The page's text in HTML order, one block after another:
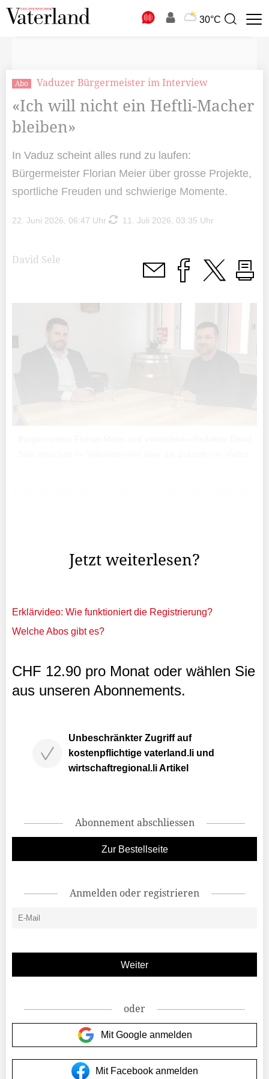
30°C
Suchbegriff
Abo Vaduzer Bürgermeister im Interview
«Ich will nicht ein Heftli-Macher
bleiben»
In Vaduz scheint alles rund zu laufen:
Bürgermeister Florian Meier über grosse Projekte,
sportliche Freuden und schwierige Momente.
22. Juni 2026, 06:47 Uhr 11. Juli 2026, 03:35 Uhr
David Sele
Jetzt weiterlesen?
Erklärvideo: Wie funktioniert die Registrierung?
Welche Abos gibt es?
CHF 12.90 pro Monat oder wählen Sie
aus unseren Abonnements.
Unbeschränkter Zugriff auf
kostenpflichtige vaterland.li und
wirtschaftregional.li Artikel
Abonnement abschliessen
Zur Bestellseite
Anmelden oder registrieren
oder
Mit Google anmelden
Mit Facebook anmelden